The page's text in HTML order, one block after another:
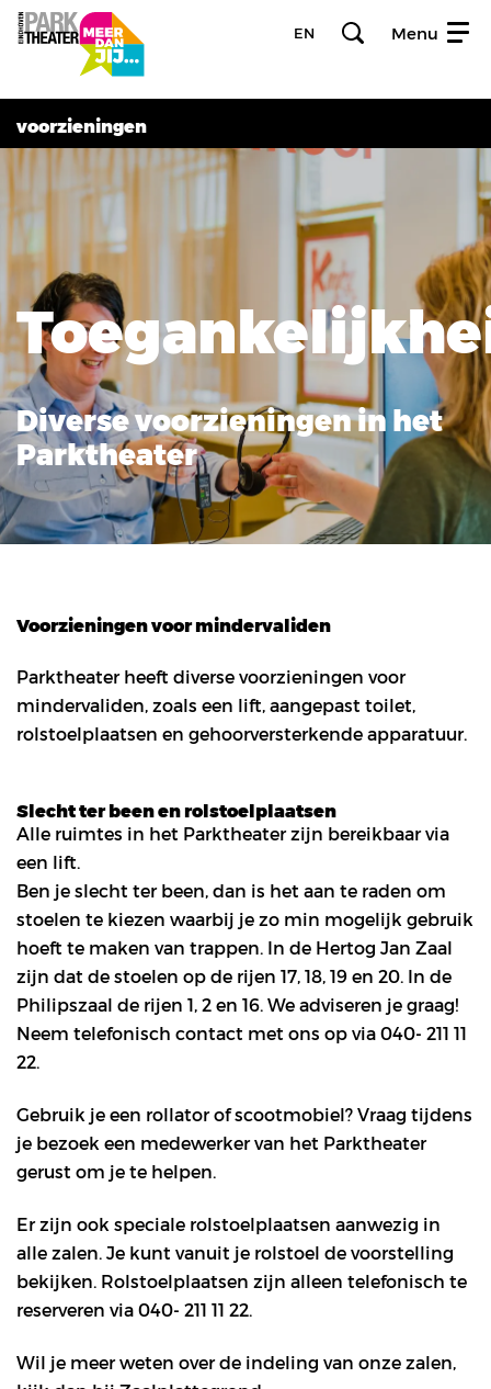
EN Menu
voorzieningen
Diverse voorzieningen in het
Parktheater
Voorzieningen voor mindervaliden
Parktheater heeft diverse voorzieningen voor
mindervaliden, zoals een lift, aangepast toilet,
rolstoelplaatsen en gehoorversterkende apparatuur.
Slecht ter been en rolstoelplaatsen
Alle ruimtes in het Parktheater zijn bereikbaar via
een lift.
Ben je slecht ter been, dan is het aan te raden om
stoelen te kiezen waarbij je zo min mogelijk gebruik
hoeft te maken van trappen. In de Hertog Jan Zaal
zijn dat de stoelen op de rijen 17, 18, 19 en 20. In de
Philipszaal de rijen 1, 2 en 16. We adviseren je graag!
Neem telefonisch contact met ons op via 040- 211 11
22.
Gebruik je een rollator of scootmobiel? Vraag tijdens
je bezoek een medewerker van het Parktheater
gerust om je te helpen.
Er zijn ook speciale rolstoelplaatsen aanwezig in
alle zalen. Je kunt vanuit je rolstoel de voorstelling
bekijken. Rolstoelplaatsen zijn alleen telefonisch te
reserveren via 040- 211 11 22.
Wil je meer weten over de indeling van onze zalen,